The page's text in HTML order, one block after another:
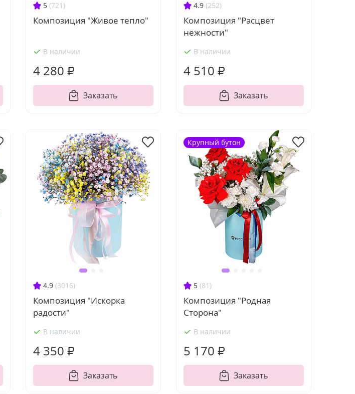
5 (721)
Композиция "Живое тепло"
В наличии
4 280 ₽
Заказать
4.9 (252)
Композиция "Расцвет
нежности"
В наличии
4 510 ₽
Заказать
4.9 (3016)
Композиция "Искорка
радости"
В наличии
4 350 ₽
Заказать
5 (81)
Композиция "Родная
Сторона"
В наличии
5 170 ₽
Заказать
Крупный бутон